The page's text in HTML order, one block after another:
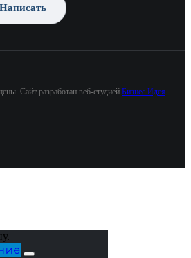
Написать
Сайт разработан веб-студией Бизнес Идея